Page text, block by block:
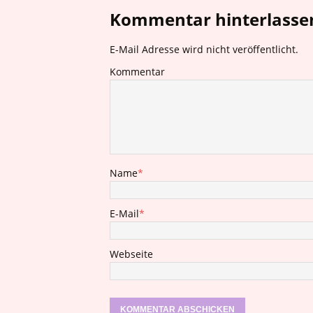
Kommentar
E-Mail Adresse wird nicht veröffentlicht.
Kommentar
Name*
E-Mail*
Webseite